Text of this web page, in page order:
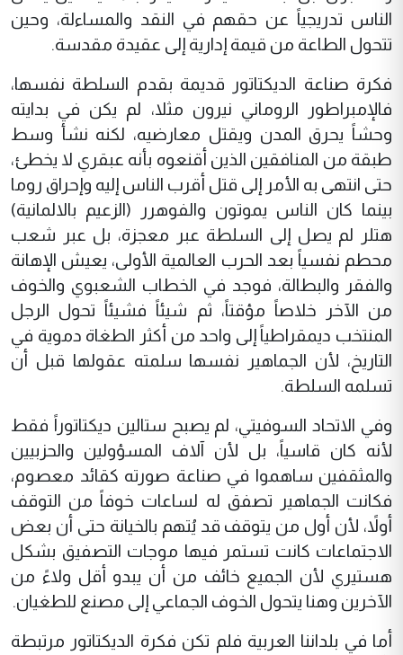
الناس تدريجياً عن حقهم في النقد والمساءلة، وحين
تتحول الطاعة من قيمة إدارية إلى عقيدة مقدسة.
فكرة صناعة الديكتاتور قديمة بقدم السلطة نفسها،
فالإمبراطور الروماني نيرون مثلا، لم يكن في بدايته
وحشاً يحرق المدن ويقتل معارضيه، لكنه نشأ وسط
طبقة من المنافقين الذين أقنعوه بأنه عبقري لا يخطئ،
حتى انتهى به الأمر إلى قتل أقرب الناس إليه وإحراق روما
بينما كان الناس يموتون والفوهرر (الزعيم بالالمانية)
هتلر لم يصل إلى السلطة عبر معجزة، بل عبر شعب
محطم نفسياً بعد الحرب العالمية الأولى، يعيش الإهانة
والفقر والبطالة، فوجد في الخطاب الشعبوي والخوف
من الآخر خلاصاً مؤقتاً، ثم شيئاً فشيئاً تحول الرجل
المنتخب ديمقراطياً إلى واحد من أكثر الطغاة دموية في
التاريخ، لأن الجماهير نفسها سلمته عقولها قبل أن
تسلمه السلطة.
وفي الاتحاد السوفيتي، لم يصبح ستالين ديكتاتوراً فقط
لأنه كان قاسياً، بل لأن آلاف المسؤولين والحزبيين
والمثقفين ساهموا في صناعة صورته كقائد معصوم،
فكانت الجماهير تصفق له لساعات خوفاً من التوقف
أولاً، لأن أول من يتوقف قد يُتهم بالخيانة حتى أن بعض
الاجتماعات كانت تستمر فيها موجات التصفيق بشكل
هستيري لأن الجميع خائف من أن يبدو أقل ولاءً من
الآخرين وهنا يتحول الخوف الجماعي إلى مصنع للطغيان.
أما في بلداننا العربية فلم تكن فكرة الديكتاتور مرتبطة